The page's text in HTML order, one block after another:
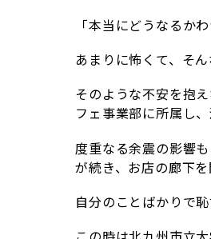
「本当にどうなるか
あまりに怖くて、そん
そのような不安を抱
フェ事業部に所属し
度重なる余震の影響
が続き、お店の廊下
自分のことばかりで